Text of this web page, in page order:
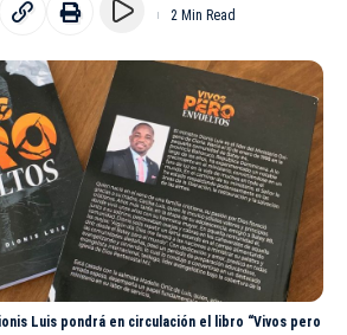
2 Min Read
Luis pondrá en circulación el libro “Vivos pero